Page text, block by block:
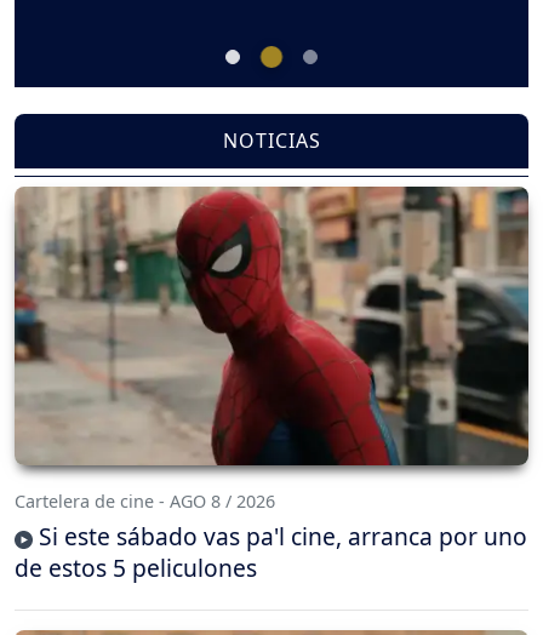
NOTICIAS
Cartelera de cine - AGO 8 / 2026
Si este sábado vas pa'l cine, arranca por uno
de estos 5 peliculones